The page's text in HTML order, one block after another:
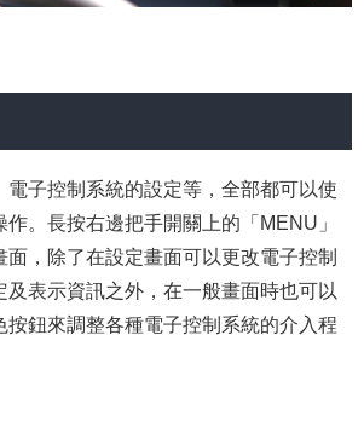
電子控制系統的設定等，全部都可以使
作。長按右邊把手開關上的「MENU」
，除了在設定畫面可以更改電子控制
及表示資訊之外，在一般畫面時也可以
按鈕來調整各種電子控制系統的介入程